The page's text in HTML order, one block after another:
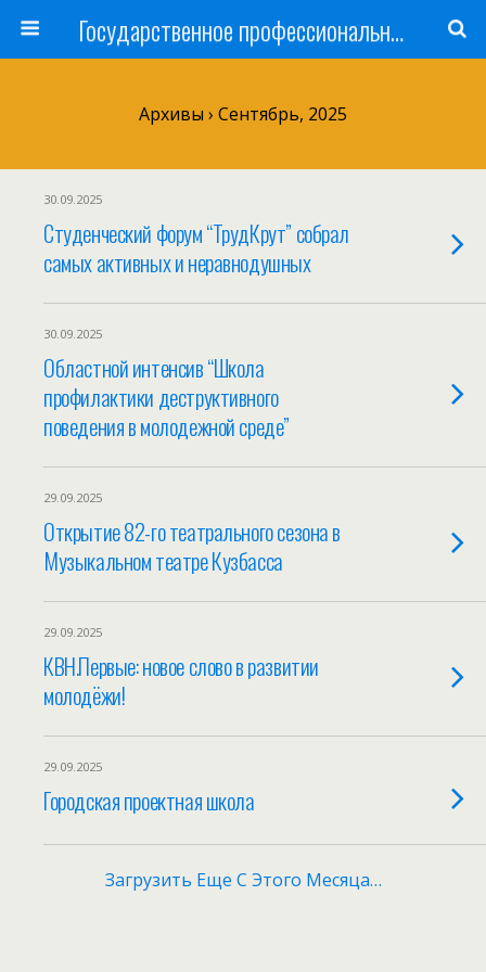
Государственное профессиональное образовательное учреждение
Архивы › Сентябрь, 2025
30.09.2025
Студенческий форум “ТрудКрут” собрал
самых активных и неравнодушных
30.09.2025
Областной интенсив “Школа
профилактики деструктивного
поведения в молодежной среде”
29.09.2025
Открытие 82-го театрального сезона в
Музыкальном театре Кузбасса
29.09.2025
КВН.Первые: новое слово в развитии
молодёжи!
29.09.2025
Городская проектная школа
Загрузить Еще С Этого Месяца…